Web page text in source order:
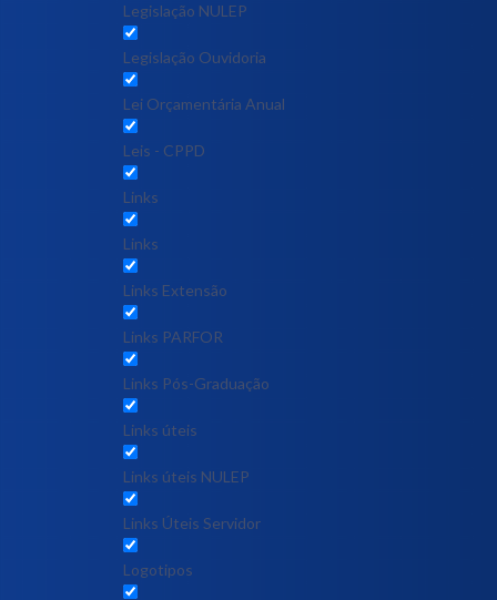
Legislação NULEP
Legislação Ouvidoria
Lei Orçamentária Anual
Leis - CPPD
Links
Links
Links Extensão
Links PARFOR
Links Pós-Graduação
Links úteis
Links úteis NULEP
Links Úteis Servidor
Logotipos